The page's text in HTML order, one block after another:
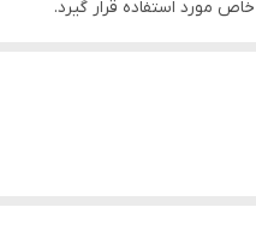
مورد استفاده قرار گیرد.